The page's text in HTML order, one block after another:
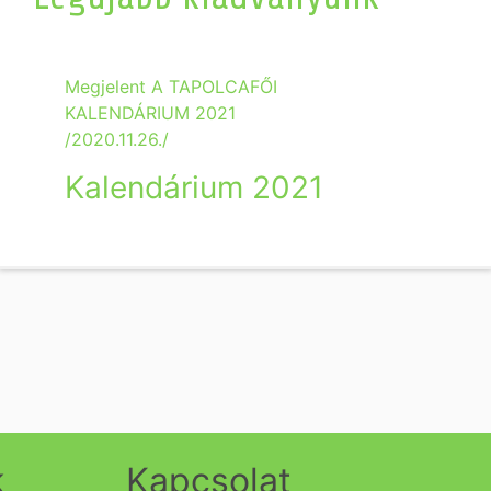
Megjelent A TAPOLCAFŐI
KALENDÁRIUM 2021
/2020.11.26./
Kalendárium 2021
Kapcsolat